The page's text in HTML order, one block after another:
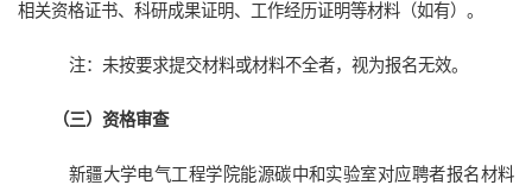
相关资格证书、科研成果证明、工作经历证明等材料（如有）。
注：未按要求提交材料或材料不全者，视为报名无效。
（三）资格审查
新疆大学电气工程学院能源碳中和实验室对应聘者报名材料